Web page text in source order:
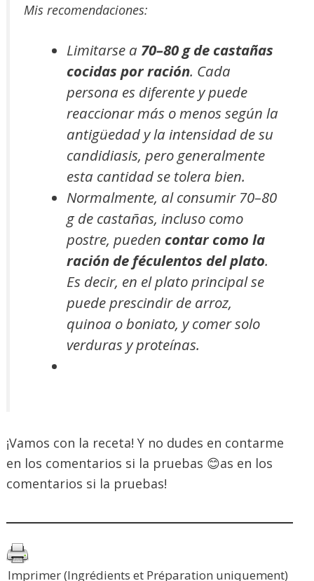
Mis recomendaciones:
Limitarse a 70–80 g de castañas
cocidas por ración. Cada
persona es diferente y puede
reaccionar más o menos según la
antigüedad y la intensidad de su
candidiasis, pero generalmente
esta cantidad se tolera bien.
Normalmente, al consumir 70–80
g de castañas, incluso como
postre, pueden contar como la
ración de féculentos del plato.
Es decir, en el plato principal se
puede prescindir de arroz,
quinoa o boniato, y comer solo
verduras y proteínas.
¡Vamos con la receta! Y no dudes en contarme
en los comentarios si la pruebas 😊as en los
comentarios si la pruebas!
Imprimer (Ingrédients et Préparation uniquement)